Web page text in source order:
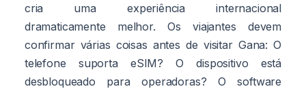
cria uma experiência internacional
dramaticamente melhor. Os viajantes devem
confirmar várias coisas antes de visitar Gana: O
telefone suporta eSIM? O dispositivo está
desbloqueado para operadoras? O software